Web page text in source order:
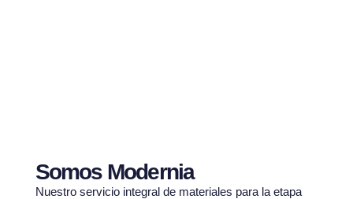
Agendá una visita
Somos Modernia
Nuestro servicio integral de materiales para la etapa